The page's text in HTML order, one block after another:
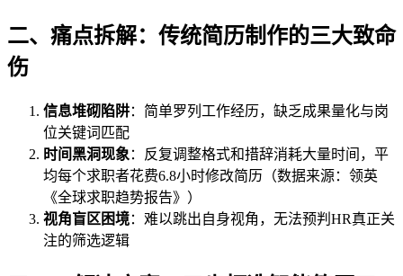
二、痛点拆解：传统简历制作的三大致命
伤
信息堆砌陷阱：简单罗列工作经历，缺乏成果量化与岗
位关键词匹配
时间黑洞现象 ：反复调整格式和措辞消耗大量时间，平
均每个求职者花费6.8小时修改简历（数据来源：领英
《全球求职趋势报告》）
视角盲区困境：难以跳出自身视角，无法预判HR真正关
注的筛选逻辑